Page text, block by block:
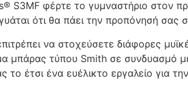
S3MF φέρτε το γυμναστήριο στον
ότι θα πάει την προπόνησή σας
να στοχεύσετε διάφορες
μπάρας τύπου Smith σε συνδυασμό
το έτσι ένα ευέλικτο εργαλείο